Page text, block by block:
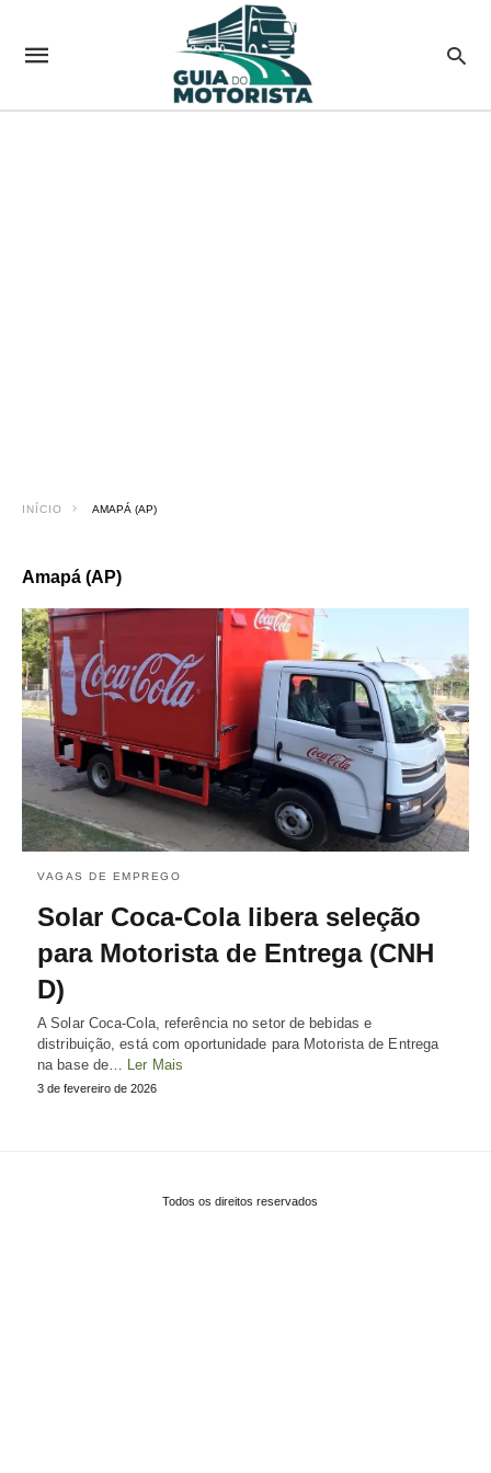
INÍCIO AMAPÁ (AP)
Amapá (AP)
VAGAS DE EMPREGO
Solar Coca-Cola libera seleção
para Motorista de Entrega (CNH
D)
A Solar Coca-Cola, referência no setor de bebidas e
distribuição, está com oportunidade para Motorista de Entrega
na base de… Ler Mais
3 de fevereiro de 2026
Todos os direitos reservados